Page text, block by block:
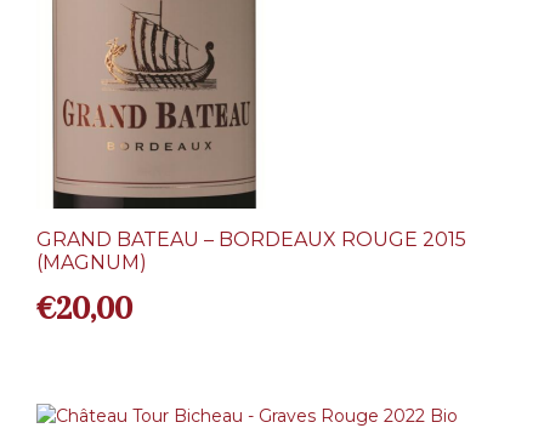
GRAND BATEAU – BORDEAUX ROUGE 2015
(MAGNUM)
€20,00